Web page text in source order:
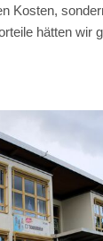
Kosten,
hätten wir